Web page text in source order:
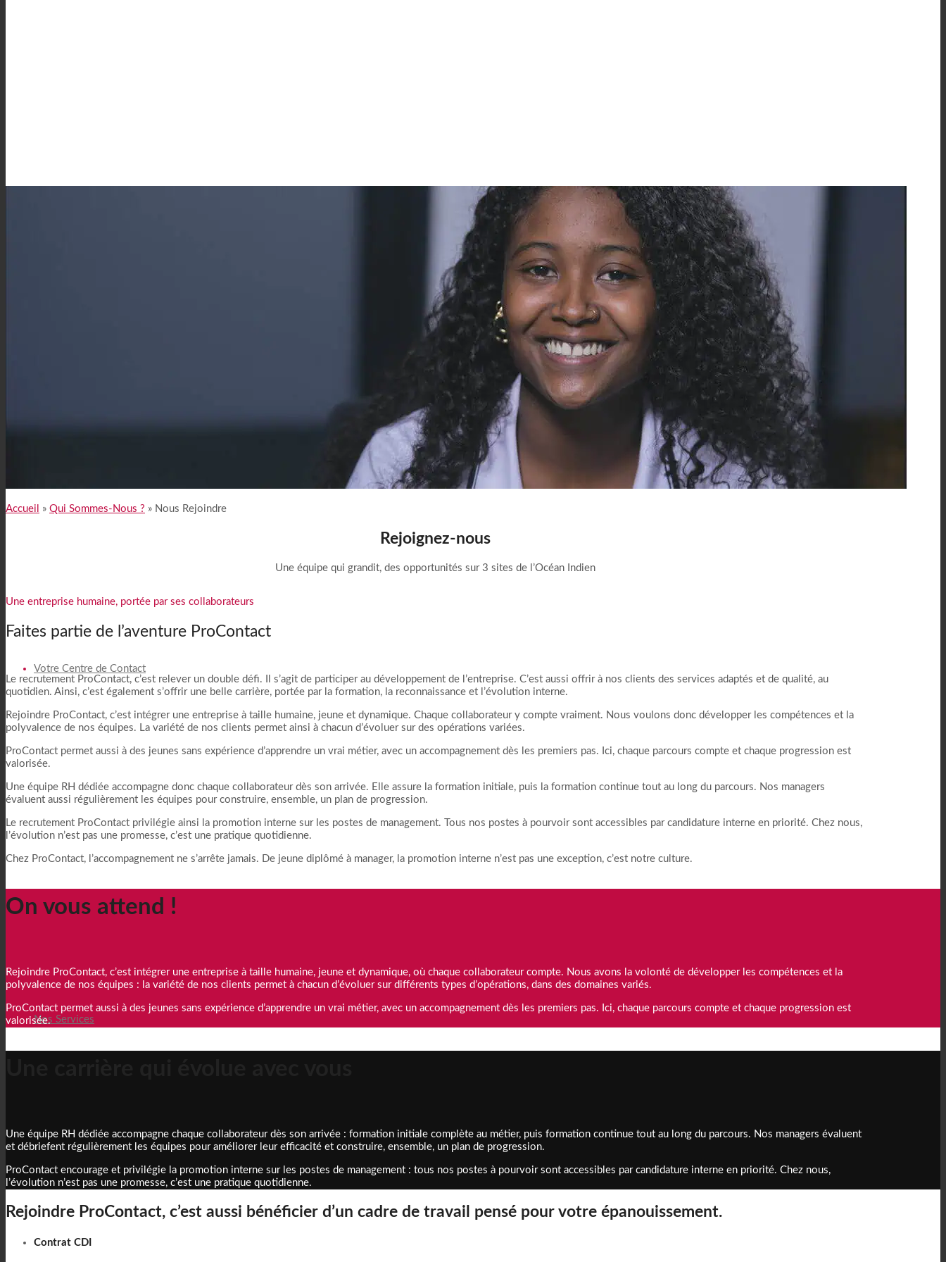
Votre Centre de Contact
Nos Services
Accueil » Qui Sommes-Nous ? » Nous Rejoindre
Rejoignez-nous
Une équipe qui grandit, des opportunités sur 3 sites de l’Océan Indien
Une entreprise humaine, portée par ses collaborateurs
Faites partie de l’aventure ProContact
Le recrutement ProContact, c’est relever un double défi. Il s’agit de participer au développement de l’entreprise. C’est aussi offrir à nos clients des services adaptés et de qualité, au
quotidien. Ainsi, c’est également s’offrir une belle carrière, portée par la formation, la reconnaissance et l’évolution interne.
Rejoindre ProContact, c’est intégrer une entreprise à taille humaine, jeune et dynamique. Chaque collaborateur y compte vraiment. Nous voulons donc développer les compétences et la
polyvalence de nos équipes. La variété de nos clients permet ainsi à chacun d’évoluer sur des opérations variées.
ProContact permet aussi à des jeunes sans expérience d’apprendre un vrai métier, avec un accompagnement dès les premiers pas. Ici, chaque parcours compte et chaque progression est
valorisée.
Une équipe RH dédiée accompagne donc chaque collaborateur dès son arrivée. Elle assure la formation initiale, puis la formation continue tout au long du parcours. Nos managers
évaluent aussi régulièrement les équipes pour construire, ensemble, un plan de progression.
Le recrutement ProContact privilégie ainsi la promotion interne sur les postes de management. Tous nos postes à pourvoir sont accessibles par candidature interne en priorité. Chez nous,
l’évolution n’est pas une promesse, c’est une pratique quotidienne.
Chez ProContact, l’accompagnement ne s’arrête jamais. De jeune diplômé à manager, la promotion interne n’est pas une exception, c’est notre culture.
On vous attend !
Rejoindre ProContact, c’est intégrer une entreprise à taille humaine, jeune et dynamique, où chaque collaborateur compte. Nous avons la volonté de développer les compétences et la
polyvalence de nos équipes : la variété de nos clients permet à chacun d’évoluer sur différents types d’opérations, dans des domaines variés.
ProContact permet aussi à des jeunes sans expérience d’apprendre un vrai métier, avec un accompagnement dès les premiers pas. Ici, chaque parcours compte et chaque progression est
valorisée.
Une équipe RH dédiée accompagne chaque collaborateur dès son arrivée : formation initiale complète au métier, puis formation continue tout au long du parcours. Nos managers évaluent
et débriefent régulièrement les équipes pour améliorer leur efficacité et construire, ensemble, un plan de progression.
ProContact encourage et privilégie la promotion interne sur les postes de management : tous nos postes à pourvoir sont accessibles par candidature interne en priorité. Chez nous,
l’évolution n’est pas une promesse, c’est une pratique quotidienne.
Rejoindre ProContact, c’est aussi bénéficier d’un cadre de travail pensé pour votre épanouissement.
Contrat CDI